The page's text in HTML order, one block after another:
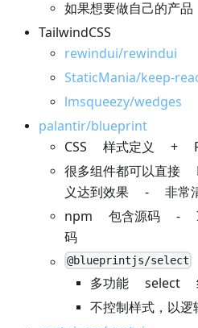
如果想要做自己的产品
TailwindCSS
rewindui/rewindui
StaticMania/keep-
lmsqueezy/wedges
palantir/blueprint
CSS 样式定义 +
很多组件都可以直
义达到效果 - 非常
npm 包含源码 -
码
@blueprintjs/select
多功能 select
不控制样式，以逻